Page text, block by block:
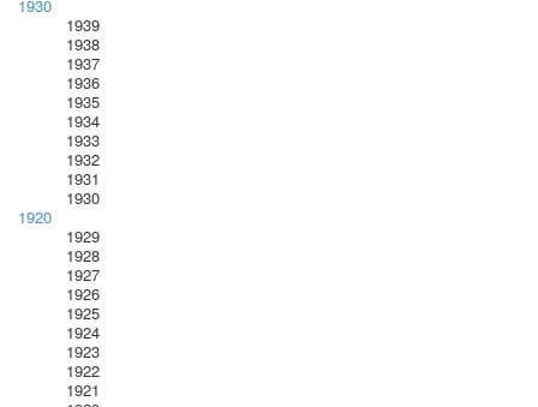
1930
1939
1938
1937
1936
1935
1934
1933
1932
1931
1930
1920
1929
1928
1927
1926
1925
1924
1923
1922
1921